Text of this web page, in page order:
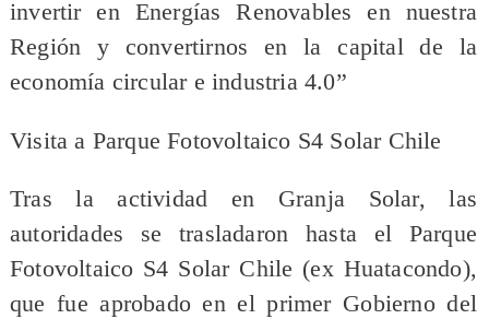
invertir en Energías Renovables en nuestra
Región y convertirnos en la capital de la
economía circular e industria 4.0”
Visita a Parque Fotovoltaico S4 Solar Chile
Tras la actividad en Granja Solar, las
autoridades se trasladaron hasta el Parque
Fotovoltaico S4 Solar Chile (ex Huatacondo),
que fue aprobado en el primer Gobierno del